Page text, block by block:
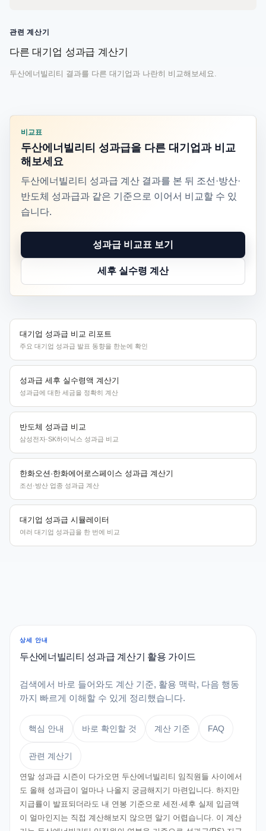
관련 계산기
다른 대기업 성과급 계산기
두산에너빌리티 결과를 다른 대기업과 나란히 비교해보세요.
비교표
두산에너빌리티 성과급을 다른 대기업과 비교
해보세요
두산에너빌리티 성과급 계산 결과를 본 뒤 조선·방산·
반도체 성과급과 같은 기준으로 이어서 비교할 수 있
습니다.
성과급 비교표 보기
세후 실수령 계산
대기업 성과급 비교 리포트
주요 대기업 성과급 발표 동향을 한눈에 확인
성과급 세후 실수령액 계산기
성과급에 대한 세금을 정확히 계산
반도체 성과급 비교
삼성전자·SK하이닉스 성과급 비교
한화오션·한화에어로스페이스 성과급 계산기
조선·방산 업종 성과급 계산
대기업 성과급 시뮬레이터
여러 대기업 성과급을 한 번에 비교
상세 안내
두산에너빌리티 성과급 계산기 활용 가이드
검색에서 바로 들어와도 계산 기준, 활용 맥락, 다음 행동
까지 빠르게 이해할 수 있게 정리했습니다.
핵심 안내 바로 확인할 것 계산 기준 FAQ
관련 계산기
연말 성과급 시즌이 다가오면 두산에너빌리티 임직원들 사이에서
도 올해 성과급이 얼마나 나올지 궁금해지기 마련입니다. 하지만
지급률이 발표되더라도 내 연봉 기준으로 세전·세후 실제 입금액
이 얼마인지는 직접 계산해보지 않으면 알기 어렵습니다. 이 계산